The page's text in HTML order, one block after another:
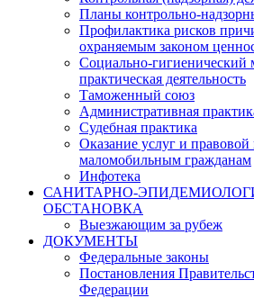
Планы контрольно-
Профилактика рисков
охраняемым законом
Социально-гигиенический
практическая деятельность
Таможенный союз
Административная
Судебная практика
Оказание услуг и
маломобильным гражданам
Инфотека
САНИТАРНО-
ОБСТАНОВКА
Выезжающим за рубеж
ДОКУМЕНТЫ
Федеральные законы
Постановления
Федерации